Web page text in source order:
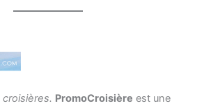
PromoCroisière est une